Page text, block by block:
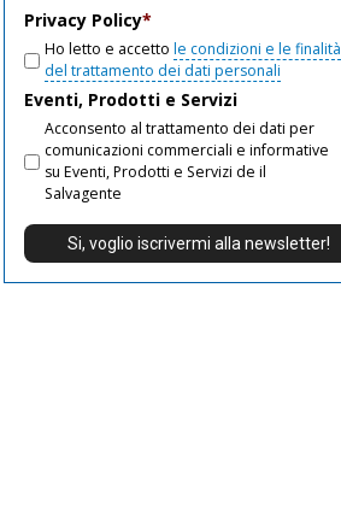
Privacy Policy*
Ho letto e accetto le condizioni e le finalità
del trattamento dei dati personali
Eventi, Prodotti e Servizi
Acconsento al trattamento dei dati per
comunicazioni commerciali e informative
su Eventi, Prodotti e Servizi de il
Salvagente